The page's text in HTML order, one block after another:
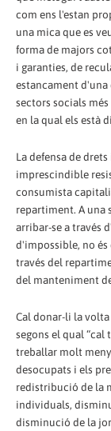
com ens l'estan
una mica que es
forma de majors
i garanties, de
estancament d'una
sectors socials
en la qual els està
La defensa de
imprescindible
consumista
repartiment. A una
arribar-se a través
d'impossible, no
través del
del manteniment
Cal donar-li la
segons el qual “cal
treballar molt
desocupats i els
redistribució de la
individuals,
disminució de la